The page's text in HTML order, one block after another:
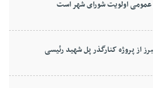
اولویت شورای شهر است
از پروژه کنارگذر پل شهید رئیسی